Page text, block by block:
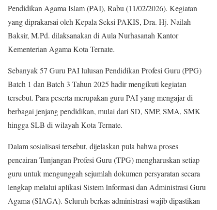
Pendidikan Agama Islam (PAI), Rabu (11/02/2026). Kegiatan
yang diprakarsai oleh Kepala Seksi PAKIS, Dra. Hj. Nailah
Baksir, M.Pd. dilaksanakan di Aula Nurhasanah Kantor
Kementerian Agama Kota Ternate.
Sebanyak 57 Guru PAI lulusan Pendidikan Profesi Guru (PPG)
Batch 1 dan Batch 3 Tahun 2025 hadir mengikuti kegiatan
tersebut. Para peserta merupakan guru PAI yang mengajar di
berbagai jenjang pendidikan, mulai dari SD, SMP, SMA, SMK
hingga SLB di wilayah Kota Ternate.
Dalam sosialisasi tersebut, dijelaskan pula bahwa proses
pencairan Tunjangan Profesi Guru (TPG) mengharuskan setiap
guru untuk mengunggah sejumlah dokumen persyaratan secara
lengkap melalui aplikasi Sistem Informasi dan Administrasi Guru
Agama (SIAGA). Seluruh berkas administrasi wajib dipastikan